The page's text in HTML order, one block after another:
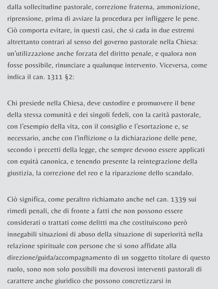
dalla sollecitudine pastorale, correzione fraterna, ammonizione,
riprensione, prima di avviare la procedura per infliggere le pene.
Ciò comporta evitare, in questi casi, che si cada in due estremi
altrettanto contrari al senso del governo pastorale nella Chiesa:
un’utilizzazione anche forzata del diritto penale, e qualora non
fosse possibile, rinunciare a qualunque intervento. Viceversa, come
indica il can. 1311 §2:
Chi presiede nella Chiesa, deve custodire e promuovere il bene
della stessa comunità e dei singoli fedeli, con la carità pastorale,
con l’esempio della vita, con il consiglio e l’esortazione e, se
necessario, anche con l’inflizione o la dichiarazione delle pene,
secondo i precetti della legge, che sempre devono essere applicati
con equità canonica, e tenendo presente la reintegrazione della
giustizia, la correzione del reo e la riparazione dello scandalo.
Ciò significa, come peraltro richiamato anche nel can. 1339 sui
rimedi penali, che di fronte a fatti che non possono essere
considerati o trattati come delitti ma che costituiscono però
innegabili situazioni di abuso della situazione di superiorità nella
relazione spirituale con persone che si sono affidate alla
direzione/guida/accompagnamento di un soggetto titolare di questo
ruolo, sono non solo possibili ma doverosi interventi pastorali di
carattere anche giuridico che possono concretizzarsi in